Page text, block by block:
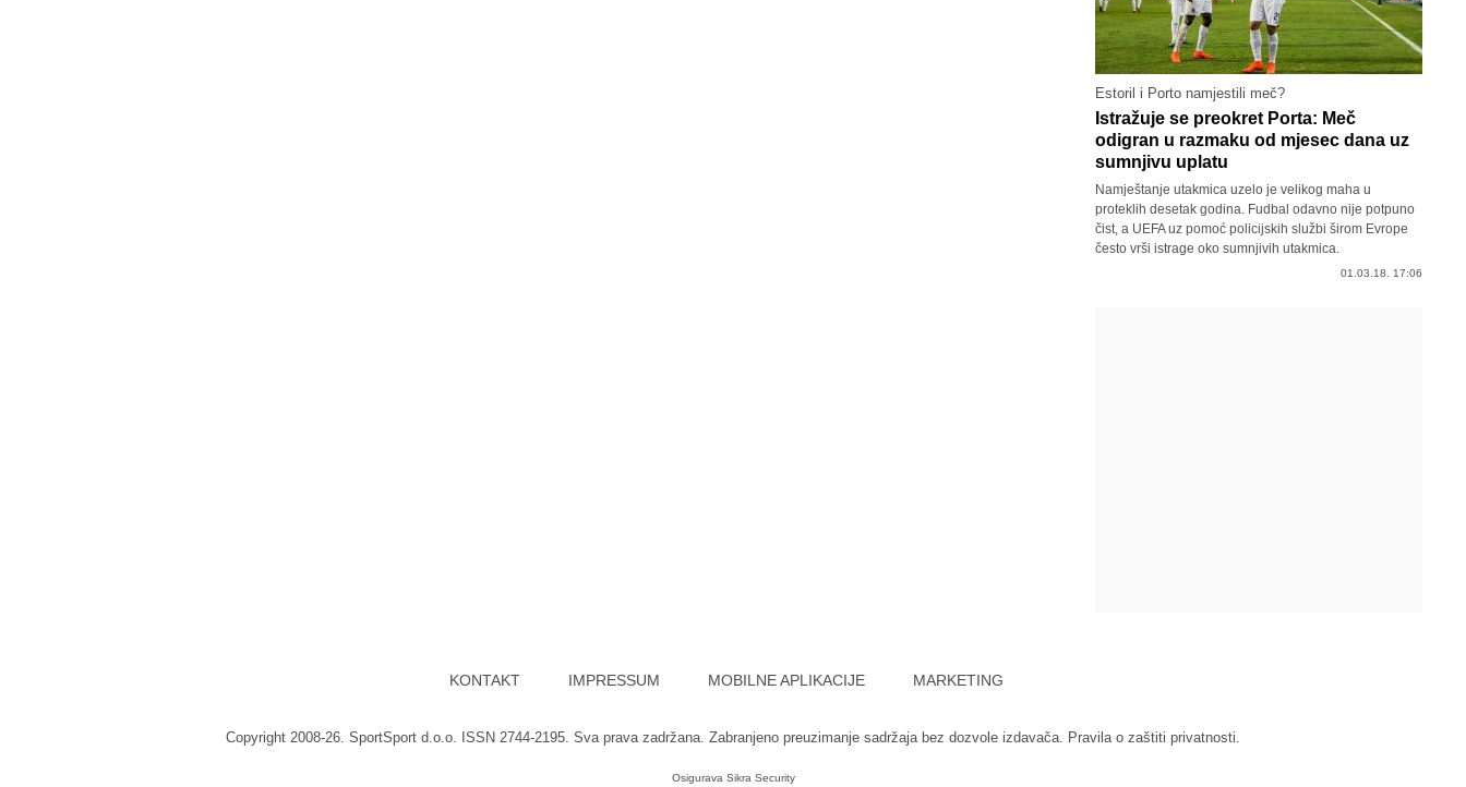
Estoril i Porto namjestili meč?
Istražuje se preokret Porta: Meč
odigran u razmaku od mjesec dana uz
sumnjivu uplatu
Namještanje utakmica uzelo je velikog maha u
proteklih desetak godina. Fudbal odavno nije potpuno
čist, a UEFA uz pomoć policijskih službi širom Evrope
često vrši istrage oko sumnjivih utakmica.
01.03.18. 17:06
KONTAKT IMPRESSUM MOBILNE APLIKACIJE MARKETING
Copyright 2008-26. SportSport d.o.o. ISSN 2744-2195. Sva prava zadržana. Zabranjeno preuzimanje sadržaja bez dozvole izdavača. Pravila o zaštiti privatnosti.
Osigurava Sikra Security